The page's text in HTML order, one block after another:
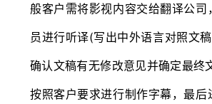
般客户需将影视内容交给翻译公司
员进行听译(写出中外语言对照文
确认文稿有无修改意见并确定最终
按照客户要求进行制作字幕，最后